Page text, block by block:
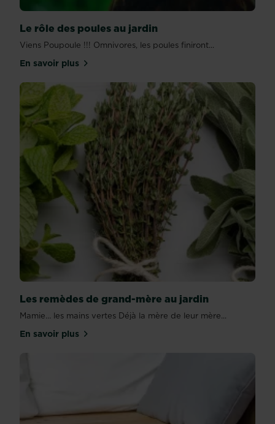
Le rôle des poules au jardin
Viens Poupoule !!! Omnivores, les poules finiront...
En savoir plussur Le rôle des poules au jardin
Les remèdes de grand-mère au jardin
Mamie… les mains vertes Déjà la mère de leur mère...
En savoir plussur Les remèdes de grand-mère au jardin